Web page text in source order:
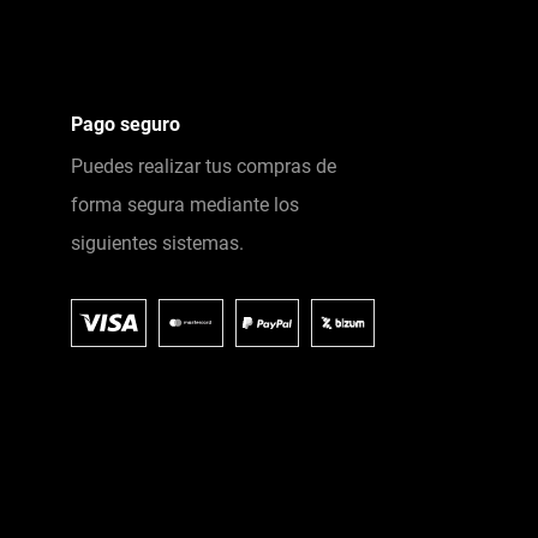
Pago seguro
Puedes realizar tus compras de
forma segura mediante los
siguientes sistemas.